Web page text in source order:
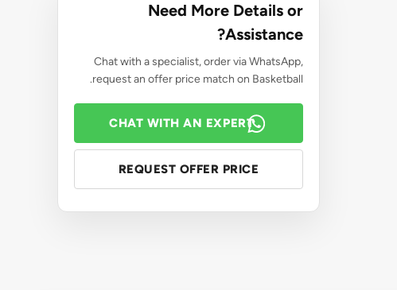
Need More Details or
Assistance?
Chat with a specialist, order via WhatsApp,
request an offer price match on Basketball.
CHAT WITH AN EXPERT
REQUEST OFFER PRICE